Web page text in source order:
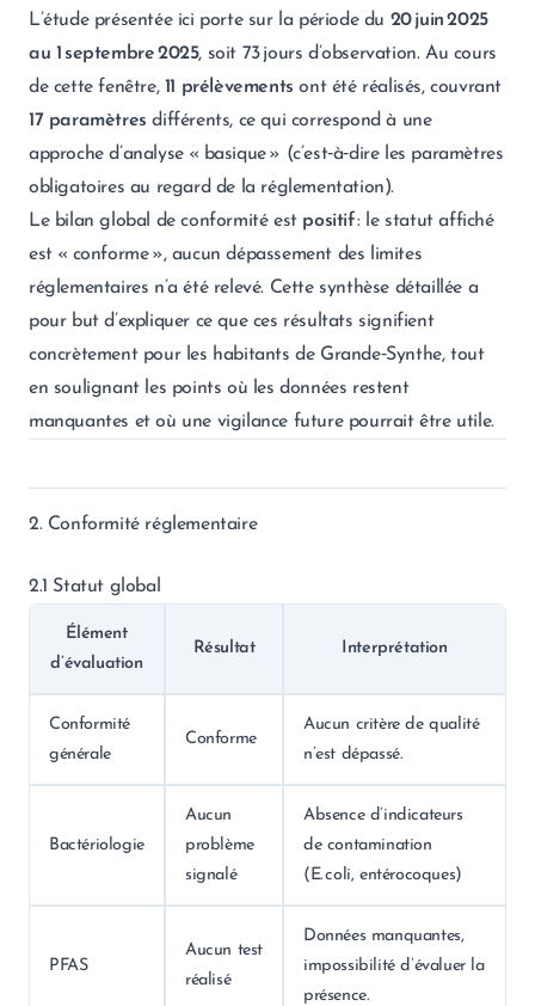
L’étude présentée ici porte sur la période du 20 juin 2025
au 1 septembre 2025, soit 73 jours d’observation. Au cours
de cette fenêtre, 11 prélèvements ont été réalisés, couvrant
17 paramètres différents, ce qui correspond à une
approche d’analyse « basique » (c’est‑à‑dire les paramètres
obligatoires au regard de la réglementation).
Le bilan global de conformité est positif: le statut affiché
est « conforme », aucun dépassement des limites
réglementaires n’a été relevé. Cette synthèse détaillée a
pour but d’expliquer ce que ces résultats signifient
concrètement pour les habitants de Grande‑Synthe, tout
en soulignant les points où les données restent
manquantes et où une vigilance future pourrait être utile.
2. Conformité réglementaire
2.1 Statut global
Élément
d’évaluation
Résultat Interprétation
Conformité
générale
Conforme
Aucun critère de qualité
n’est dépassé.
Bactériologie
Aucun
problème
signalé
Absence d’indicateurs
de contamination
(E. coli, entérocoques)
PFAS
Aucun test
réalisé
Données manquantes,
impossibilité d’évaluer la
présence.